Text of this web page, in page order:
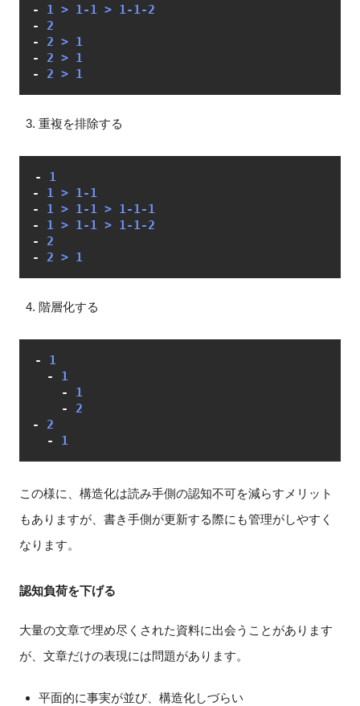
-
-
-
-
-
重複を排除する
-
-
-
-
-
-
階層化する
-
1
-
1
-
1
-
-
2
-
この様に、構造化は読み手側の認知不可を減らすメリット
もありますが、書き手側が更新する際にも管理がしやすく
なります。
認知負荷を下げる
大量の文章で埋め尽くされた資料に出会うことがあります
が、文章だけの表現には問題があります。
平面的に事実が並び、構造化しづらい